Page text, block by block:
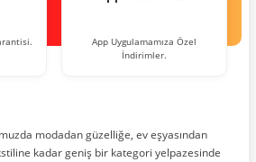
App Uygulamamıza Özel
İndirimler.
modadan güzelliğe, ev eşyasından
kadar geniş bir kategori yelpazesinde